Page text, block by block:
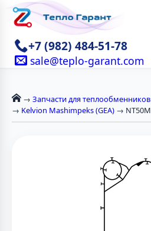
+7 (982) 484-51-78
sale@teplo-garant.com
→ Запчасти для теплообменников
→ Kelvion Mashimpeks (GEA) → NT50M